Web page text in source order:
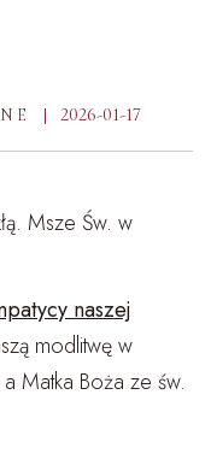
2026-01-17
Msze Św. w
naszej
modlitwę w
Matka Boża ze św.